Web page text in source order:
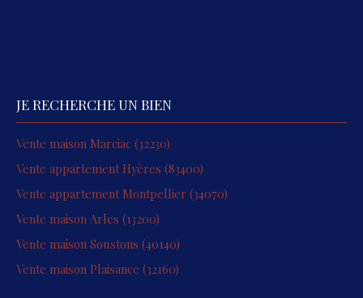
JE RECHERCHE UN BIEN
Vente maison Marciac (32230)
Vente appartement Hyères (83400)
Vente appartement Montpellier (34070)
Vente maison Arles (13200)
Vente maison Soustons (40140)
Vente maison Plaisance (32160)